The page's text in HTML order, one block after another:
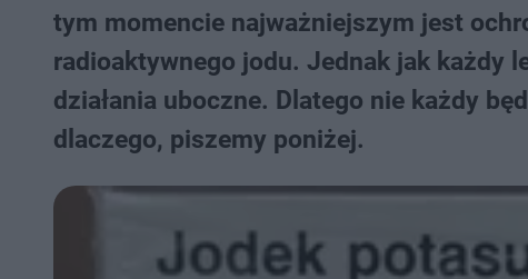
tym momencie najważniejszym jest
radioaktywnego jodu. Jednak jak każdy
działania uboczne. Dlatego nie każdy
dlaczego, piszemy poniżej.